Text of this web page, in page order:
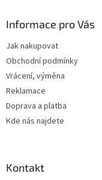
Informace pro Vás
Jak nakupovat
Obchodní podmínky
Vrácení, výměna
Reklamace
Doprava a platba
Kde nás najdete
Kontakt